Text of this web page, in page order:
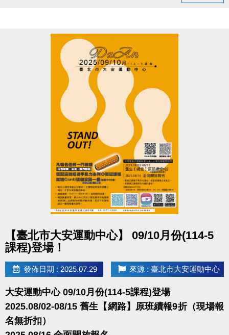
以上場地公益、季租、課程時段暫停
造成不便 敬請見諒
【臺北市大安運動中心】 09/10月份(114-5
課程)登場！
發佈日期 : 2025.07.29 來源 : 臺北市大安運動中心
大安運動中心 09/10月份(114-5課程)登場
2025.08/02-08/15 舊生【網路】原班續報9折（現場報
名無折扣）